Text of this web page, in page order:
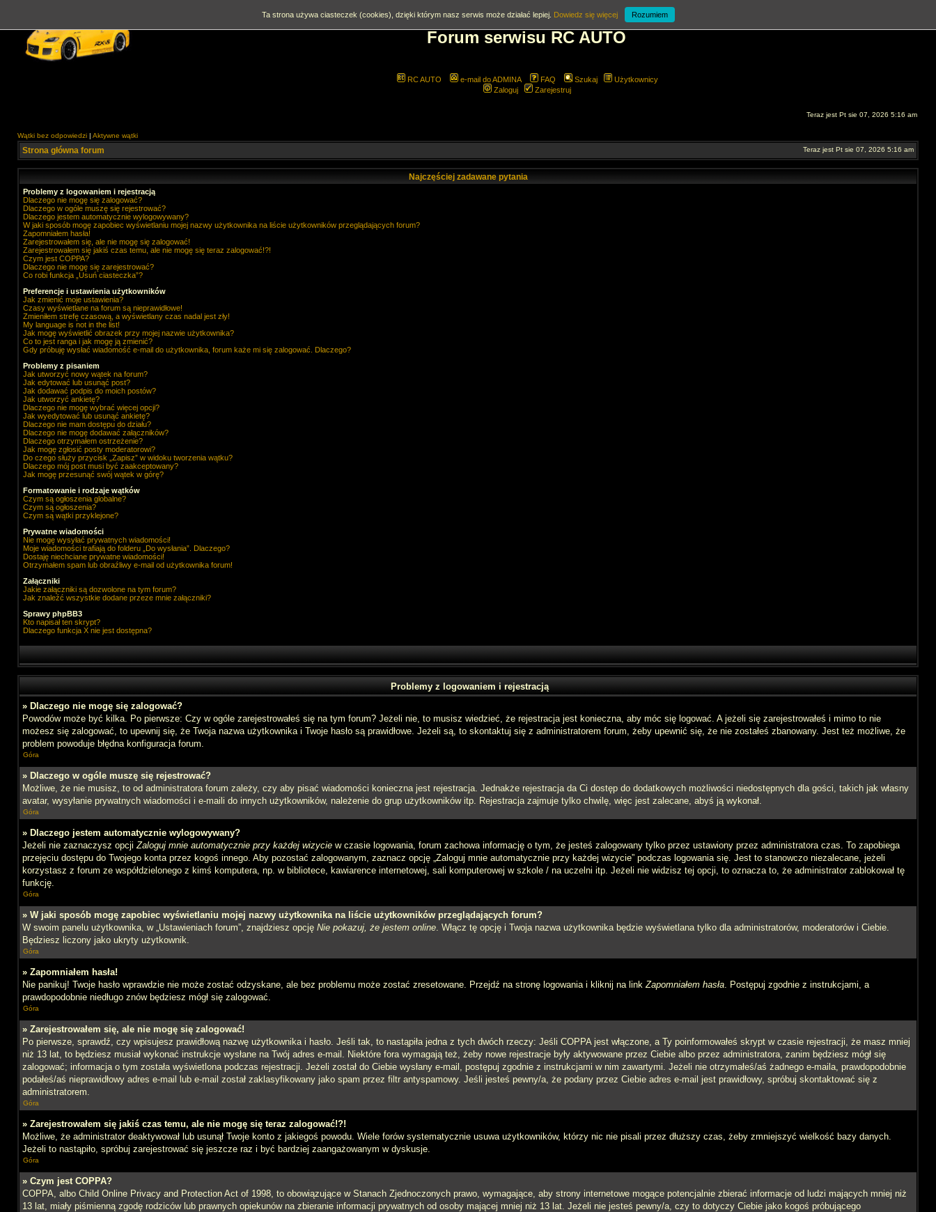
Forum serwisu RC AUTO
RC AUTO e-mail do ADMINA FAQ Szukaj
Użytkownicy
Zaloguj
Zarejestruj
Teraz jest Pt sie 07, 2026 5:16 am
Wątki bez odpowiedzi | Aktywne wątki
Strona główna forum Teraz jest Pt sie 07, 2026 5:16 am
Najczęściej zadawane pytania
Problemy z logowaniem i rejestracją
Dlaczego nie mogę się zalogować?
Dlaczego w ogóle muszę się rejestrować?
Dlaczego jestem automatycznie wylogowywany?
W jaki sposób mogę zapobiec wyświetlaniu mojej nazwy użytkownika na liście użytkowników przeglądających forum?
Zapomniałem hasła!
Zarejestrowałem się, ale nie mogę się zalogować!
Zarejestrowałem się jakiś czas temu, ale nie mogę się teraz zalogować!?!
Czym jest COPPA?
Dlaczego nie mogę się zarejestrować?
Co robi funkcja „Usuń ciasteczka”?
Preferencje i ustawienia użytkowników
Jak zmienić moje ustawienia?
Czasy wyświetlane na forum są nieprawidłowe!
Zmieniłem strefę czasową, a wyświetlany czas nadal jest zły!
My language is not in the list!
Jak mogę wyświetlić obrazek przy mojej nazwie użytkownika?
Co to jest ranga i jak mogę ją zmienić?
Gdy próbuję wysłać wiadomość e-mail do użytkownika, forum każe mi się zalogować. Dlaczego?
Problemy z pisaniem
Jak utworzyć nowy wątek na forum?
Jak edytować lub usunąć post?
Jak dodawać podpis do moich postów?
Jak utworzyć ankietę?
Dlaczego nie mogę wybrać więcej opcji?
Jak wyedytować lub usunąć ankietę?
Dlaczego nie mam dostępu do działu?
Dlaczego nie mogę dodawać załączników?
Dlaczego otrzymałem ostrzeżenie?
Jak mogę zgłosić posty moderatorowi?
Do czego służy przycisk „Zapisz” w widoku tworzenia wątku?
Dlaczego mój post musi być zaakceptowany?
Jak mogę przesunąć swój wątek w górę?
Formatowanie i rodzaje wątków
Czym są ogłoszenia globalne?
Czym są ogłoszenia?
Czym są wątki przyklejone?
Prywatne wiadomości
Nie mogę wysyłać prywatnych wiadomości!
Moje wiadomości trafiają do folderu „Do wysłania”. Dlaczego?
Dostaję niechciane prywatne wiadomości!
Otrzymałem spam lub obraźliwy e-mail od użytkownika forum!
Załączniki
Jakie załączniki są dozwolone na tym forum?
Jak znaleźć wszystkie dodane przeze mnie załączniki?
Sprawy phpBB3
Kto napisał ten skrypt?
Dlaczego funkcja X nie jest dostępna?
Problemy z logowaniem i rejestracją
» Dlaczego nie mogę się zalogować?
Powodów może być kilka. Po pierwsze: Czy w ogóle zarejestrowałeś się na tym forum? Jeżeli nie, to musisz wiedzieć, że rejestracja jest konieczna, aby móc się logować. A jeżeli się zarejestrowałeś i mimo to nie
możesz się zalogować, to upewnij się, że Twoja nazwa użytkownika i Twoje hasło są prawidłowe. Jeżeli są, to skontaktuj się z administratorem forum, żeby upewnić się, że nie zostałeś zbanowany. Jest też możliwe, że
problem powoduje błędna konfiguracja forum.
Góra
» Dlaczego w ogóle muszę się rejestrować?
Możliwe, że nie musisz, to od administratora forum zależy, czy aby pisać wiadomości konieczna jest rejestracja. Jednakże rejestracja da Ci dostęp do dodatkowych możliwości niedostępnych dla gości, takich jak własny
avatar, wysyłanie prywatnych wiadomości i e-maili do innych użytkowników, należenie do grup użytkowników itp. Rejestracja zajmuje tylko chwilę, więc jest zalecane, abyś ją wykonał.
Góra
» Dlaczego jestem automatycznie wylogowywany?
Jeżeli nie zaznaczysz opcjiZaloguj mnie automatycznie przy każdej wizycie w czasie logowania, forum zachowa informację o tym, że jesteś zalogowany tylko przez ustawiony przez administratora czas. To zapobiega
przejęciu dostępu do Twojego konta przez kogoś innego. Aby pozostać zalogowanym, zaznacz opcję „Zaloguj mnie automatycznie przy każdej wizycie” podczas logowania się. Jest to stanowczo niezalecane, jeżeli
korzystasz z forum ze współdzielonego z kimś komputera, np. w bibliotece, kawiarence internetowej, sali komputerowej w szkole / na uczelni itp. Jeżeli nie widzisz tej opcji, to oznacza to, że administrator zablokował tę
funkcję.
Góra
» W jaki sposób mogę zapobiec wyświetlaniu mojej nazwy użytkownika na liście użytkowników przeglądających forum?
W swoim panelu użytkownika, w „Ustawieniach forum”, znajdziesz opcję Nie pokazuj, że jestem online. Włącz tę opcję i Twoja nazwa użytkownika będzie wyświetlana tylko dla administratorów, moderatorów i Ciebie.
Będziesz liczony jako ukryty użytkownik.
Góra
» Zapomniałem hasła!
Nie panikuj! Twoje hasło wprawdzie nie może zostać odzyskane, ale bez problemu może zostać zresetowane. Przejdź na stronę logowania i kliknij na linkZapomniałem hasła. Postępuj zgodnie z instrukcjami, a
prawdopodobnie niedługo znów będziesz mógł się zalogować.
Góra
» Zarejestrowałem się, ale nie mogę się zalogować!
Po pierwsze, sprawdź, czy wpisujesz prawidłową nazwę użytkownika i hasło. Jeśli tak, to nastąpiła jedna z tych dwóch rzeczy: Jeśli COPPA jest włączone, a Ty poinformowałeś skrypt w czasie rejestracji, że masz mniej
niż 13 lat, to będziesz musiał wykonać instrukcje wysłane na Twój adres e-mail. Niektóre fora wymagają też, żeby nowe rejestracje były aktywowane przez Ciebie albo przez administratora, zanim będziesz mógł się
zalogować; informacja o tym została wyświetlona podczas rejestracji. Jeżeli został do Ciebie wysłany e-mail, postępuj zgodnie z instrukcjami w nim zawartymi. Jeżeli nie otrzymałeś/aś żadnego e-maila, prawdopodobnie
podałeś/aś nieprawidłowy adres e-mail lub e-mail został zaklasyfikowany jako spam przez filtr antyspamowy. Jeśli jesteś pewny/a, że podany przez Ciebie adres e-mail jest prawidłowy, spróbuj skontaktować się z
administratorem.
Góra
» Zarejestrowałem się jakiś czas temu, ale nie mogę się teraz zalogować!?!
Możliwe, że administrator deaktywował lub usunął Twoje konto z jakiegoś powodu. Wiele forów systematycznie usuwa użytkowników, którzy nic nie pisali przez dłuższy czas, żeby zmniejszyć wielkość bazy danych.
Jeżeli to nastąpiło, spróbuj zarejestrować się jeszcze raz i być bardziej zaangażowanym w dyskusje.
Góra
» Czym jest COPPA?
COPPA, albo Child Online Privacy and Protection Act of 1998, to obowiązujące w Stanach Zjednoczonych prawo, wymagające, aby strony internetowe mogące potencjalnie zbierać informacje od ludzi mających mniej niż
13 lat, miały piśmienną zgodę rodziców lub prawnych opiekunów na zbieranie informacji prywatnych od osoby mającej mniej niż 13 lat. Jeżeli nie jesteś pewny/a, czy to dotyczy Ciebie jako kogoś próbującego
Ta strona używa ciasteczek (cookies), dzięki którym nasz serwis może działać lepiej. Dowiedz się więcej Rozumiem